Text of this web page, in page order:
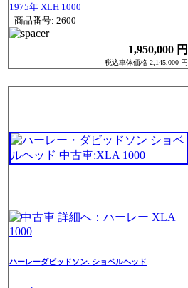
1975年 XLH 1000
商品番号: 2600
1,950,000 円
税込車体価格 2,145,000 円
ハーレーダビッドソン. ショベルヘッド